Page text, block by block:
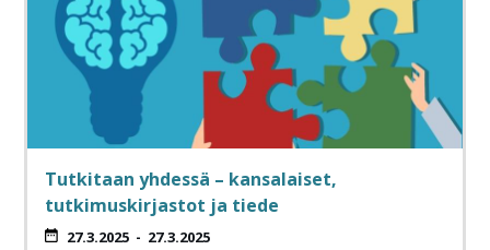
Tutkitaan yhdessä – kansalaiset,
tutkimuskirjastot ja tiede
27.3.2025 - 27.3.2025